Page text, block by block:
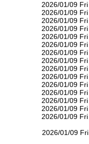
2026/01/09 Fri
2026/01/09 Fri
2026/01/09 Fri
2026/01/09 Fri
2026/01/09 Fri
2026/01/09 Fri
2026/01/09 Fri
2026/01/09 Fri
2026/01/09 Fri
2026/01/09 Fri
2026/01/09 Fri
2026/01/09 Fri
2026/01/09 Fri
2026/01/09 Fri
2026/01/09 Fri
2026/01/09 Fri